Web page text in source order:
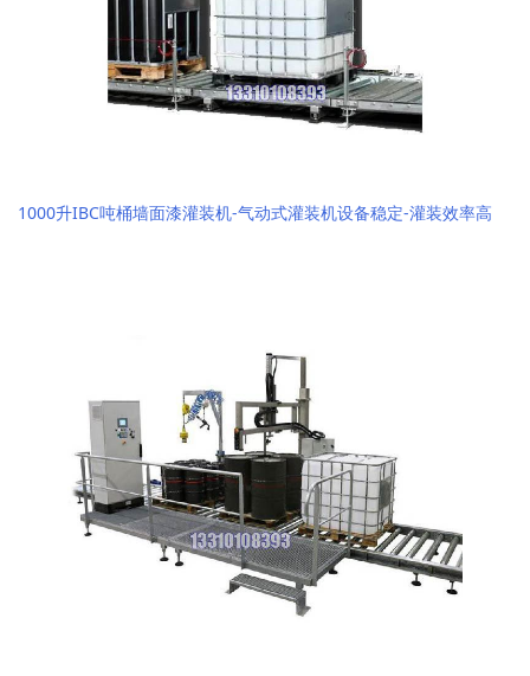
1000升IBC吨桶墙面漆灌装机-气动式灌装机设备稳定-灌装效率高